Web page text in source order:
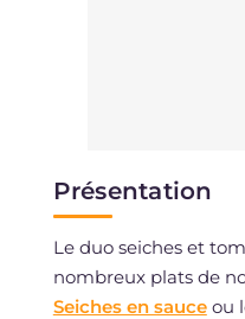
Présentation
Le duo seiches et
nombreux plats de
Seiches en sauceou